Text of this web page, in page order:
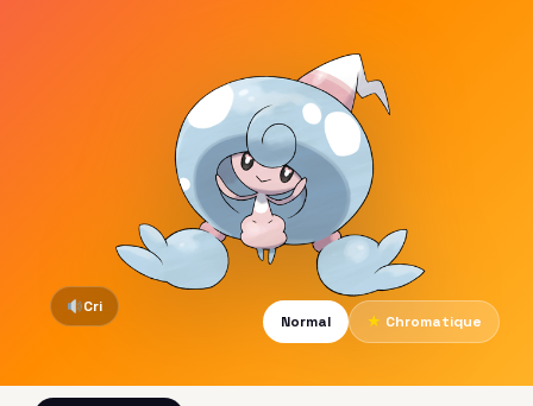
Cri
Normal
★ Chromatique